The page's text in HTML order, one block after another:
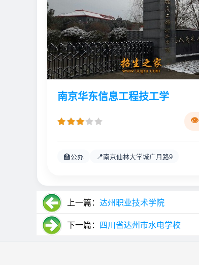
南京华东信息工程技工学
🏫公办 📍南京仙林大学城广月路9
上一篇： 达州职业技术学院
下一篇： 四川省达州市水电学校